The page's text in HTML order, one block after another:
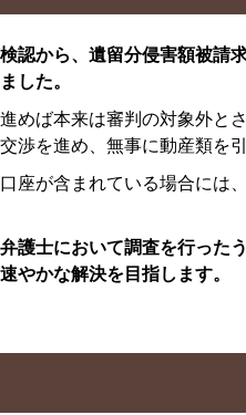
認から、遺留分侵害額被請
した。
めば本来は審判の対象外と
渉を進め、無事に動産類を
座が含まれている場合には
弁護士において調査を行った
やかな解決を目指します。